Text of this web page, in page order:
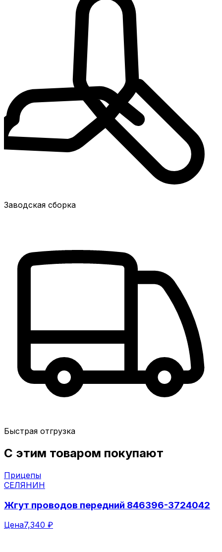
Заводская сборка
Быстрая отгрузка
С этим товаром покупают
Прицепы
СЕЛЯНИН
Жгут проводов передний 846396-3724042
Цена7,340 ₽